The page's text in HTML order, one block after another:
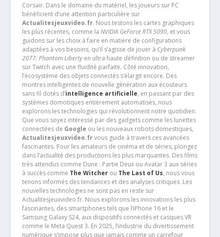
Corsair. Dans le domaine du matériel, les joueurs sur PC
bénéficient d’une attention particulière sur
Actualitesjeuxvideo.fr. Nous testons les cartes graphiques
les plus récentes, comme la NVIDIA GeForce RTX 5090, et vous
guidons sur les choix à faire en matière de configurations
adaptées à vos besoins, qu’il s’agisse de jouer à Cyberpunk
2077: Phantom Libertyen ultra haute définition ou de streamer
sur Twitch avec une fluidité parfaite. Côté innovation,
l’écosystème des objets connectés s’élargit encore. Des
montres intelligentes de nouvelle génération aux écouteurs
sans fil dotés d’intelligence artificielle, en passant par des
systèmes domotiques entièrement automatisés, nous
explorons les technologies qui révolutionnent notre quotidien.
Que vous soyez intéressé par des gadgets comme les lunettes
connectées de Google ou les nouveaux robots domestiques,
Actualitesjeuxvideo.frvous guide à travers ces avancées
fascinantes. Pour les amateurs de cinéma et de séries, plongez
dans l’actualité des productions les plus marquantes. Des films
très attendus comme Dune : Partie Deux ou Avatar 3 aux séries
à succès comme The Witcherou The Last of Us, nous vous
tenons informés des tendances et des analyses critiques .Les
nouvelles technologies ne sont pas en reste sur
Actualitesjeuxvideo.fr. Nous explorons les innovations les plus
fascinantes, des smartphones tels que l’iPhone 16 et le
Samsung Galaxy S24, aux dispositifs connectés et casques VR
comme le Meta Quest 3. En 2025, l’industrie du divertissement
numérique s’impose plus que jamais comme un carrefour